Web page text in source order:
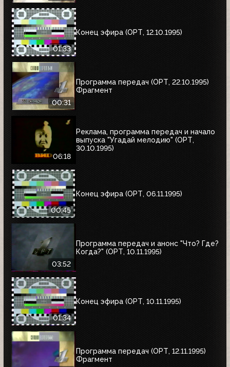
01:33
Конец эфира (ОРТ, 12.10.1995)
00:31
Программа передач (ОРТ, 22.10.1995)
Фрагмент
06:18
Реклама, программа передач и начало
выпуска "Угадай мелодию" (ОРТ,
30.10.1995)
00:45
Конец эфира (ОРТ, 06.11.1995)
03:52
Программа передач и анонс "Что? Где?
Когда?" (ОРТ, 10.11.1995)
01:34
Конец эфира (ОРТ, 10.11.1995)
Программа передач (ОРТ, 12.11.1995)
Фрагмент